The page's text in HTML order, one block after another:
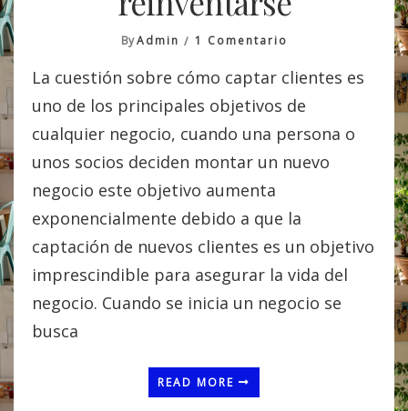
ByAdmin 1 Comentario
Necesidad
De
Reinventarse
La cuestión sobre cómo captar clientes es
uno de los principales objetivos de
cualquier negocio, cuando una persona o
unos socios deciden montar un nuevo
negocio este objetivo aumenta
exponencialmente debido a que la
captación de nuevos clientes es un objetivo
imprescindible para asegurar la vida del
negocio. Cuando se inicia un negocio se
busca
READ MORE